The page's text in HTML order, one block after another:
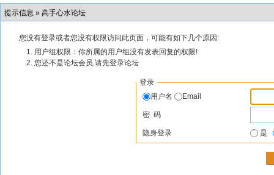
提示信息 » 高手心水论坛
您没有登录或者您没有权限访问此页面，可能有如下几个原因:
用户组权限：你所属的用户组没有发表回复的权限!
您还不是论坛会员,请先登录论坛
登录
用户名
Email
密 码
隐身登录 是